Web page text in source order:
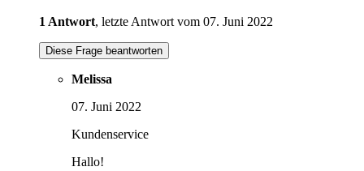
1 Antwort, letzte Antwort vom 07. Juni 2022
Diese Frage beantworten
Melissa
07. Juni 2022
Kundenservice
Hallo!